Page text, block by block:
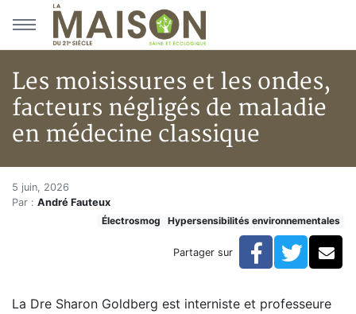
Aller au menu principal
Aller au contenu principal
Les moisissures et les ondes,
facteurs négligés de maladie
en médecine classique
Accueil
Articles
Les moisissures et les ondes, facteurs négligés de
Les moisissures et les ondes,
5 juin, 2026
Par : André Fauteux
Électrosmog
Hypersensibilités environnementales
Partager sur Facebook
La Dre Sharon Goldberg est interniste et professeure